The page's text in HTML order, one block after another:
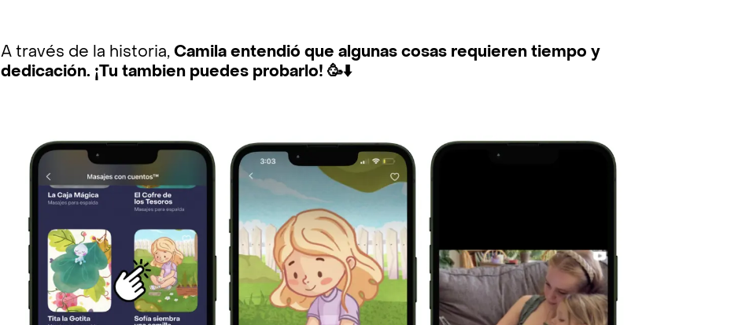
A través de la historia, Camila entendió que algunas cosas requieren tiempo y
dedicación. ¡Tu tambien puedes probarlo! 🥳⬇️